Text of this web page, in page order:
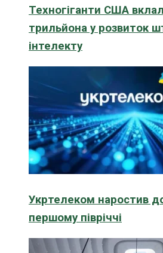
Техногіганти США
трильйона у розвиток
інтелекту
Укртелеком наростив
першому півріччі